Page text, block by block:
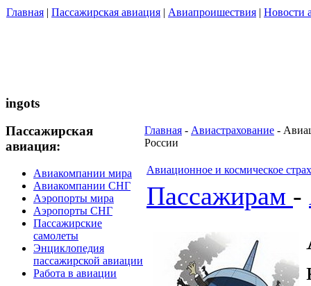
Главная | Пассажирская авиация | Авиапроишествия | Новости
ingots
Пассажирская
авиация:
Авиакомпании мира
Авиакомпании СНГ
Аэропорты мира
Аэропорты СНГ
Пассажирские
самолеты
Энциклопедия
пассажирской авиации
Работа в авиации
Главная - Авиастрахование -
России
Авиационное и космическое
Пассажирам -